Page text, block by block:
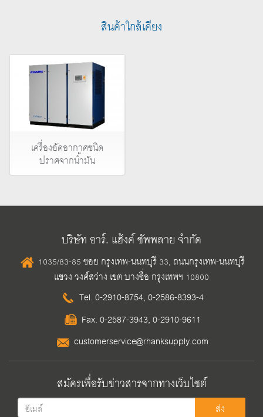
สินค้าใกล้เคียง
เครื่องอัดอากาศชนิด
ปราศจากน้ำมัน
บริษัท อาร์. แฮ้งค์ ซัพพลาย จำกัด
1035/83-85 ซอย กรุงเทพ-นนทบุรี 33, ถนนกรุงเทพ-นนทบุรี
แขวง วงศ์สว่าง เขต บางซื่อ กรุงเทพฯ 10800
Tel.0-2910-8754,0-2586-8393-4
Fax. 0-2587-3943, 0-2910-9611
customerservice@rhanksupply.com
สมัครเพื่อรับข่าวสารจากทางเว็บไซต์
ส่ง